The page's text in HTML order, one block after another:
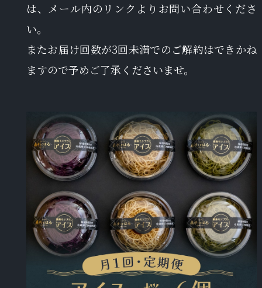
は、メール内のリンクよりお問い合わせくださ
い。
またお届け回数が3回未満でのご解約はできかね
ますので予めご了承くださいませ。